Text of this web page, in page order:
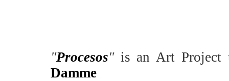
"Procesos"is an Art Project
Damme